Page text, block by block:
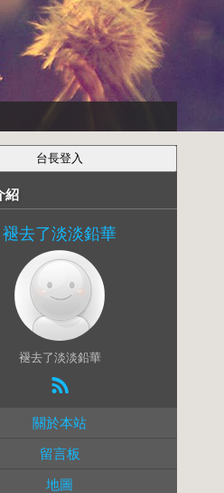
紹
褪去了淡淡鉛華
褪去了淡淡鉛華
關於本站
留言板
地圖